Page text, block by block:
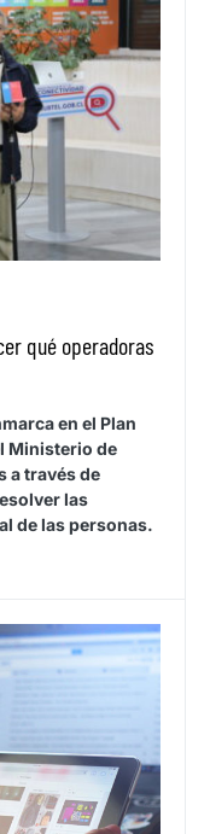
qué operadoras
en el Plan
Ministerio de
a través de
las
de las personas.